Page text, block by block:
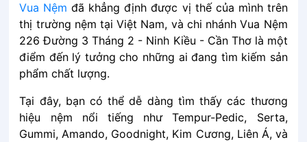
Vua͏͏ Nệm͏͏ đã͏͏ khẳng͏͏ định͏͏ được͏͏ vị͏͏ thế͏͏ của͏͏ mình͏͏ trên͏͏
thị͏͏ trường͏͏ nệm͏͏ tại͏͏ Việt͏͏ Nam,͏͏ và͏͏ chi͏͏ nhánh͏͏ Vua Nệm
226 Đường 3 Tháng 2 - Ninh Kiều - Cần Thơ là͏͏ một͏͏
điểm͏͏ đến͏͏ lý͏͏ tưởng͏͏ cho͏͏ những͏͏ ai͏͏ đang͏͏ tìm͏͏ kiếm͏͏ sản͏͏
phẩm͏͏ chất͏͏ lượng.
Tại͏͏ đây,͏͏ bạn͏͏ có͏͏ thể͏͏ dễ͏͏ dàng͏͏ tìm͏͏ thấy͏͏ các͏͏ thương͏͏
hiệu͏͏ nệm͏͏ nổi͏͏ tiếng͏͏ như͏͏ Tempur-Pedic,͏͏ Serta,͏͏
Gummi,͏͏ Amando,͏͏ Goodnight,͏͏ Kim͏͏ Cương,͏͏ Liên͏͏ Á,͏͏ và͏͏